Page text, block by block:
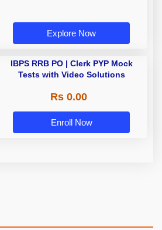
Explore Now
IBPS RRB PO | Clerk PYP Mock
Tests with Video Solutions
Rs 0.00
Enroll Now